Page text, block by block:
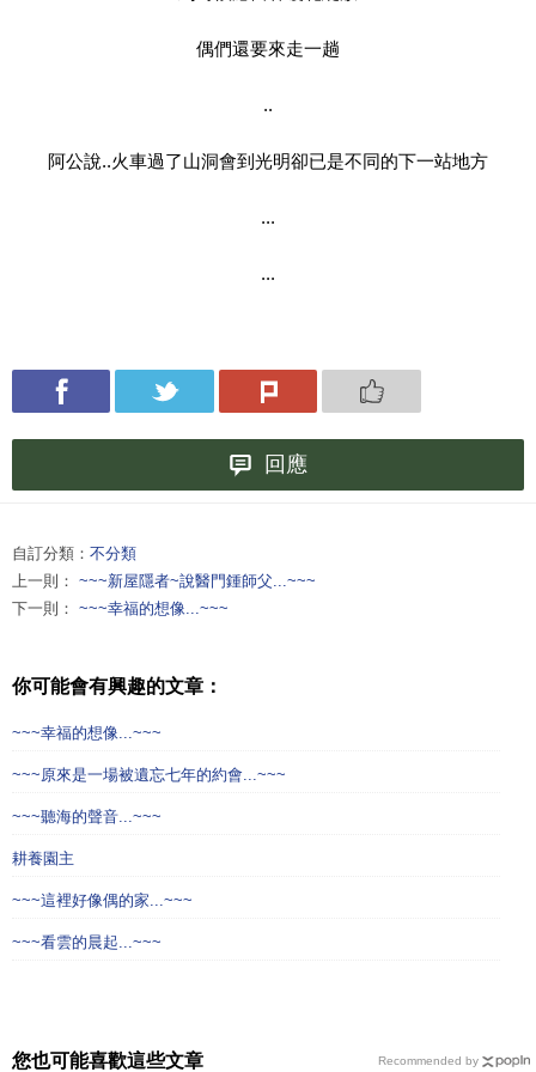
偶們還要來走一趟
..
阿公說..火車過了山洞會到光明卻已是不同的下一站地方
...
...
回應
自訂分類： 不分類
上一則： ~~~新屋隱者~說醫門鍾師父...~~~
下一則： ~~~幸福的想像...~~~
你可能會有興趣的文章：
~~~幸福的想像...~~~
~~~原來是一場被遺忘七年的約會...~~~
~~~聽海的聲音...~~~
耕養園主
~~~這裡好像偶的家...~~~
~~~看雲的晨起...~~~
您也可能喜歡這些文章 Recommended by